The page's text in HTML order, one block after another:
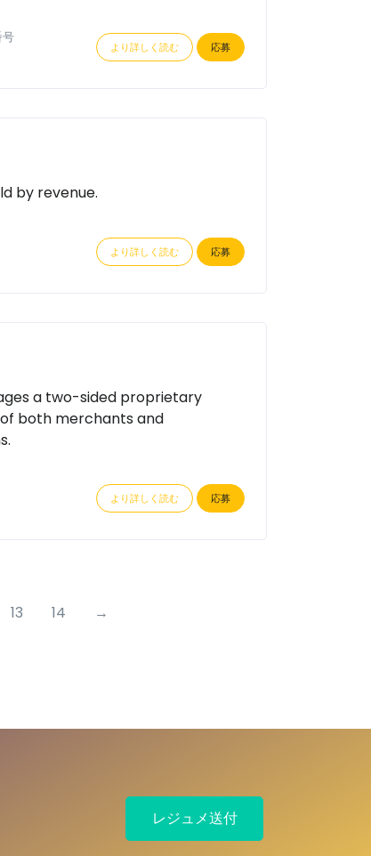
号
より詳しく読む 応募
by revenue.
より詳しく読む 応募
a two-sided proprietary
both merchants and
より詳しく読む 応募
13 14 →
レジュメ送付